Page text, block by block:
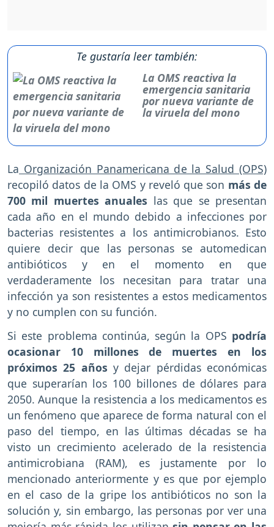
Te gustaría leer también:
La OMS reactiva la
emergencia sanitaria
por nueva variante de
la viruela del mono
La Organización Panamericana de la Salud (OPS)
recopiló datos de la OMS y reveló que son más de
700 mil muertes anuales las que se presentan
cada año en el mundo debido a infecciones por
bacterias resistentes a los antimicrobianos. Esto
quiere decir que las personas se automedican
antibióticos y en el momento en que
verdaderamente los necesitan para tratar una
infección ya son resistentes a estos medicamentos
y no cumplen con su función.
Si este problema continúa, según la OPS podría
ocasionar 10 millones de muertes en los
próximos 25 años y dejar pérdidas económicas
que superarían los 100 billones de dólares para
2050. Aunque la resistencia a los medicamentos es
un fenómeno que aparece de forma natural con el
paso del tiempo, en las últimas décadas se ha
visto un crecimiento acelerado de la resistencia
antimicrobiana (RAM), es justamente por lo
mencionado anteriormente y es que por ejemplo
en el caso de la gripe los antibióticos no son la
solución y, sin embargo, las personas por ver una